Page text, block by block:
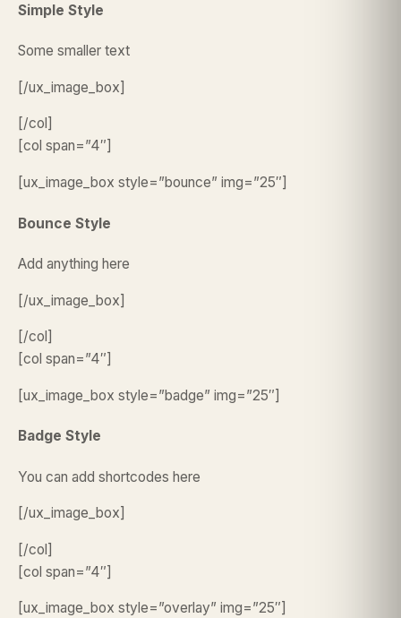
Simple Style
Some smaller text
[/ux_image_box]
[/col]
[col span=”4″]
[ux_image_box style=”bounce” img=”25″]
Bounce Style
Add anything here
[/ux_image_box]
[/col]
[col span=”4″]
[ux_image_box style=”badge” img=”25″]
Badge Style
You can add shortcodes here
[/ux_image_box]
[/col]
[col span=”4″]
[ux_image_box style=”overlay” img=”25″]